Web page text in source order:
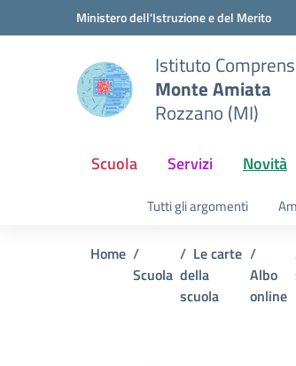
Vai ai contenuti
Vai al menu di navigazioneMinistero dell'Istruzione e del Merito
Istituto
Monte Amiata
Rozzano (MI)
Scuola Servizi Novità
Tutti gli argomenti
Home
Scuola
Le carte
della
scuola
Albo
online